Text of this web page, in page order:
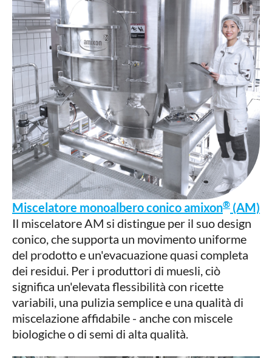
Miscelatore monoalbero conico amixon® (AM)
Il miscelatore AM si distingue per il suo design
conico, che supporta un movimento uniforme
del prodotto e un'evacuazione quasi completa
dei residui. Per i produttori di muesli, ciò
significa un'elevata flessibilità con ricette
variabili, una pulizia semplice e una qualità di
miscelazione affidabile - anche con miscele
biologiche o di semi di alta qualità.